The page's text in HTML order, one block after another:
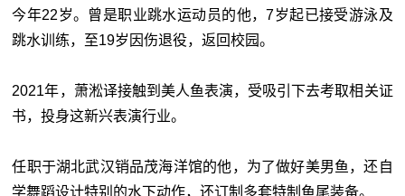
今年22岁。曾是职业跳水运动员的他，7岁起已接受游泳及
跳水训练，至19岁因伤退役，返回校园。
2021年，萧淞译接触到美人鱼表演，受吸引下去考取相关证
书，投身这新兴表演行业。
任职于湖北武汉销品茂海洋馆的他，为了做好美男鱼，还自
学舞蹈设计特别的水下动作，还订制多套特制鱼尾装备。